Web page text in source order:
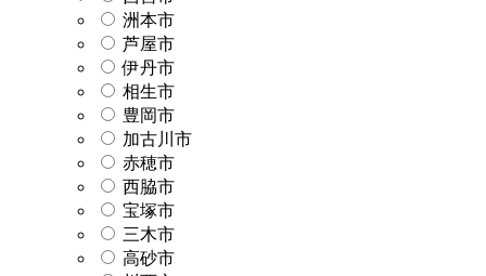
洲本市
芦屋市
伊丹市
相生市
豊岡市
加古川市
赤穂市
西脇市
宝塚市
三木市
高砂市